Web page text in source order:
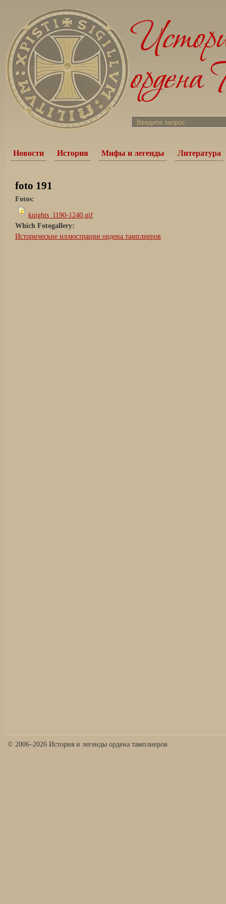
Новости История Мифы и легенды Литература
foto 191
Fotos:
knights_1190-1240.gif
Which Fotogallery:
Исторические иллюстрации ордена тамплиеров
© 2006–2026 История и легенды ордена тамплиеров